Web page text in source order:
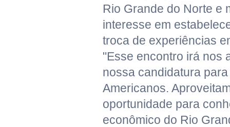
Rio Grande do Norte e
interesse em
troca de experiências
"Esse encontro irá nos
nossa candidatura
Americanos.
oportunidade para
econômico do Rio